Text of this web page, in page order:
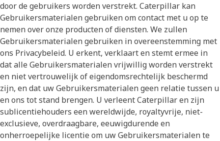
door de gebruikers worden verstrekt. Caterpillar kan
Gebruikersmaterialen gebruiken om contact met u op te
nemen over onze producten of diensten. We zullen
Gebruikersmaterialen gebruiken in overeenstemming met
ons Privacybeleid. U erkent, verklaart en stemt ermee in
dat alle Gebruikersmaterialen vrijwillig worden verstrekt
en niet vertrouwelijk of eigendomsrechtelijk beschermd
zijn, en dat uw Gebruikersmaterialen geen relatie tussen u
en ons tot stand brengen. U verleent Caterpillar en zijn
sublicentiehouders een wereldwijde, royaltyvrije, niet-
exclusieve, overdraagbare, eeuwigdurende en
onherroepelijke licentie om uw Gebruikersmaterialen te